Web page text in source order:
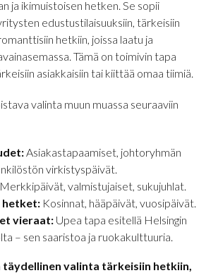
ja ikimuistoisen hetken. Se sopii
edustustilaisuuksiin, tärkeisiin
hetkiin, joissa laatu ja
Tämä on toimivin tapa
asiakkaisiin tai kiittää omaa tiimiä.
valinta muun muassa seuraaviin
Asiakastapaamiset, johtoryhmän
virkistyspäivät.
Merkkipäivät, valmistujaiset, sukujuhlat.
hetket: Kosinnat, hääpäivät, vuosipäivät.
vieraat: Upea tapa esitellä Helsingin
– sen saaristoa ja ruokakulttuuria.
valinta tärkeisiin hetkiin,